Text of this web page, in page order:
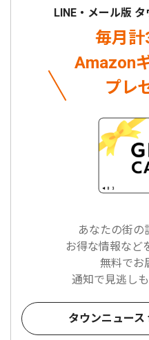
LINE・メール版
毎月
Amazon
プレ
あなたの街の
お得な情報など
無料でお
通知で見逃し
タウンニュー